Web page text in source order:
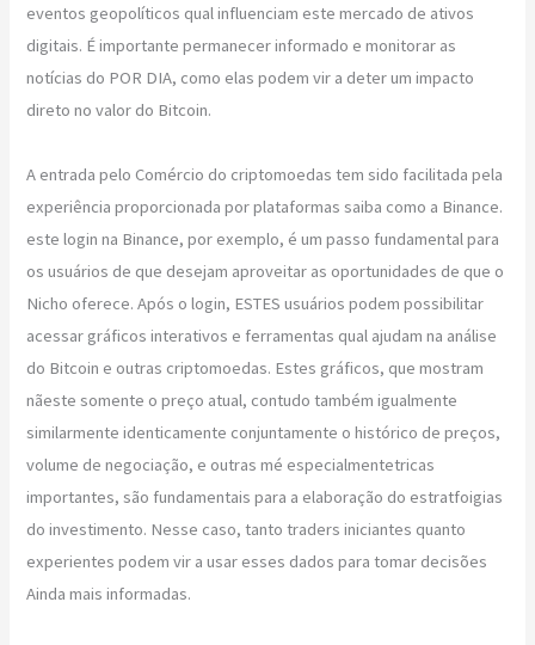
eventos geopolíticos qual influenciam este mercado de ativos
digitais. É importante permanecer informado e monitorar as
notícias do POR DIA, como elas podem vir a deter um impacto
direto no valor do Bitcoin.
A entrada pelo Comércio do criptomoedas tem sido facilitada pela
experiência proporcionada por plataformas saiba como a Binance.
este login na Binance, por exemplo, é um passo fundamental para
os usuários de que desejam aproveitar as oportunidades de que o
Nicho oferece. Após o login, ESTES usuários podem possibilitar
acessar gráficos interativos e ferramentas qual ajudam na análise
do Bitcoin e outras criptomoedas. Estes gráficos, que mostram
nãeste somente o preço atual, contudo também igualmente
similarmente identicamente conjuntamente o histórico de preços,
volume de negociação, e outras mé especialmentetricas
importantes, são fundamentais para a elaboração do estratfoigias
do investimento. Nesse caso, tanto traders iniciantes quanto
experientes podem vir a usar esses dados para tomar decisões
Ainda mais informadas.